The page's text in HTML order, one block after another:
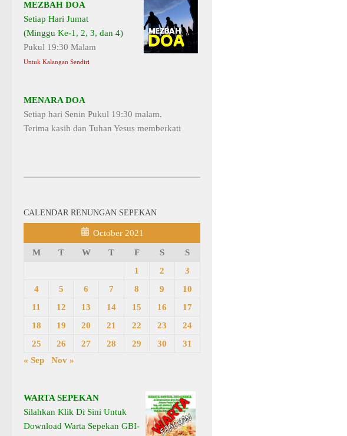
MEZBAH DOA
Setiap Hari Jumat
(Minggu Ke-1, 2, 3, dan 4)
Pukul 19:30 Malam
Untuk Kalangan Sendiri
MENARA DOA
Setiap hari Senin Pukul 19:30 malam.
Terima kasih dan Tuhan Yesus memberkati
CALENDAR RENUNGAN SEPEKAN
October 2021
M T W T F S
S
1
2
3
4
5 6 7 8 9
10
11
12 13 14 15 16
17
18
19 20 21 22 23
24
25
26 27 28 29 30
31
« Sep
Nov »
WARTA SEPEKAN
Silahkan Klik Di Sini Untuk
Download Warta Sepekan GBI-